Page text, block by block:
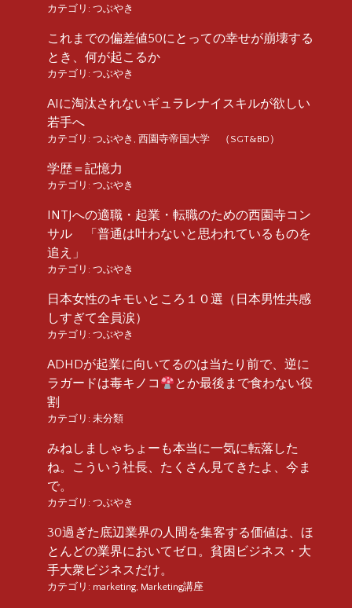
カテゴリ: つぶやき
これまでの偏差値50にとっての幸せが崩壊する
とき、何が起こるか
カテゴリ: つぶやき
AIに淘汰されないギュラレナイスキルが欲しい
若手へ
カテゴリ: つぶやき , 西園寺帝国大学 （SGT&BD）
学歴＝記憶力
カテゴリ: つぶやき
INTJへの適職・起業・転職のための西園寺コン
サル 「普通は叶わないと思われているものを
追え」
カテゴリ: つぶやき
日本女性のキモいところ１０選（日本男性共感
しすぎて全員涙）
カテゴリ: つぶやき
ADHDが起業に向いてるのは当たり前で、逆に
ラガードは毒キノコ
とか最後まで食わない役
割
カテゴリ: 未分類
みねしましゃちょーも本当に一気に転落した
ね。こういう社長、たくさん見てきたよ、今ま
で。
カテゴリ: つぶやき
30過ぎた底辺業界の人間を集客する価値は、ほ
とんどの業界においてゼロ。貧困ビジネス・大
手大衆ビジネスだけ。
カテゴリ: marketing, Marketing講座